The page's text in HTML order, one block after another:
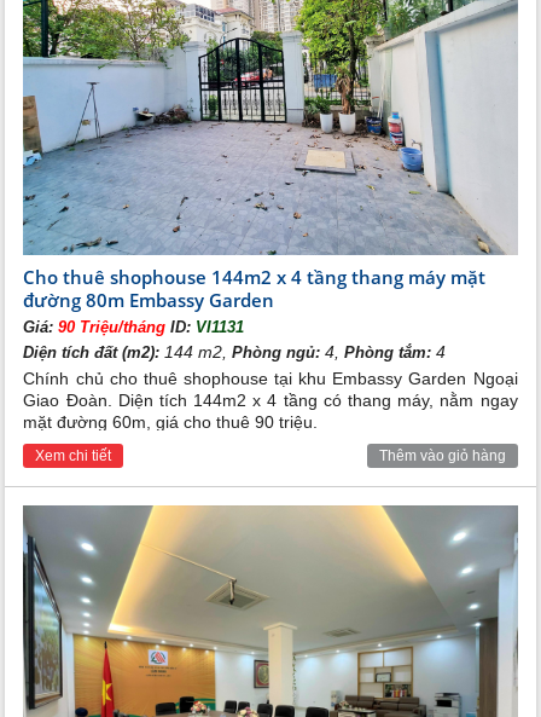
Cho thuê shophouse 144m2 x 4 tầng thang máy mặt
đường 80m Embassy Garden
Giá:90 Triệu/tháng ID: VI1131
Diện tích đất (m2): 144 m2,Phòng ngủ: 4,Phòng tắm: 4
Chính chủ cho thuê shophouse tại khu Embassy Garden Ngoại
Giao Đoàn. Diện tích 144m2 x 4 tầng có thang máy, nằm ngay
mặt đường 60m, giá cho thuê 90 triệu.
Xem chi tiết Thêm vào giỏ hàng